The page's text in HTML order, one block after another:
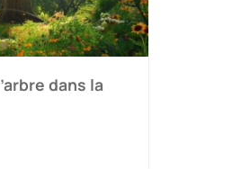
dans la